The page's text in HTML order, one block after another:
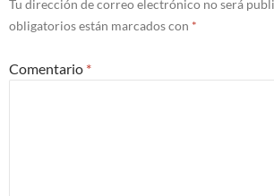
Tu dirección de correo electrónico no será
obligatorios están marcados con *
Comentario *